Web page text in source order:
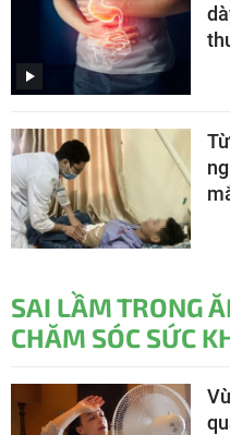
SAI LẦM TRONG
CHĂM SÓC SỨC